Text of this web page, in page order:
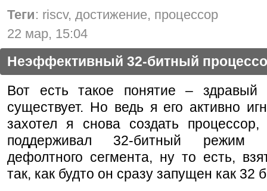
Теги: riscv, достижение, процессор
22 мар, 15:04
Неэффективный 32-битный
Вот есть такое понятие –
существует. Но ведь я его активно
захотел я снова создать
поддерживал 32-битный режим
дефолтного сегмента, ну то есть,
так, как будто он сразу запущен как 32